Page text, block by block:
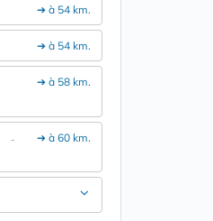
➔ à 54 km.
➔ à 54 km.
➔ à 58 km.
➔ à 60 km.
-